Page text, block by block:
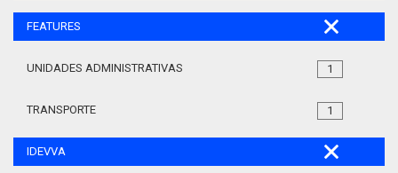
FEATURES
1
UNIDADES ADMINISTRATIVAS
1
TRANSPORTE
IDEVVA